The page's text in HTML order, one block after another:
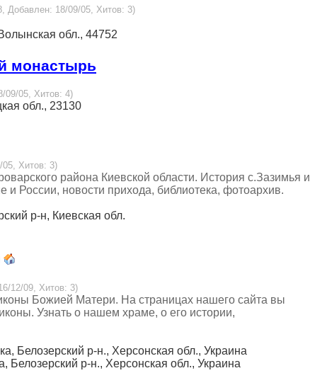
Добавлен: 18/09/05, Хитов: 3)
обл., 44752
монастырь
09/05, Хитов: 4)
обл., 23130
05, Хитов: 3)
района Киевской области. История с.Зазимья и
и России, новости прихода, библиотека, фотоархив.
р-н, Киевская обл.
12/09, Хитов: 3)
Божией Матери. На страницах нашего сайта вы
Узнать о нашем храме, о его истории,
Белозерский р-н., Херсонская обл., Украина
Белозерский р-н., Херсонская обл., Украина